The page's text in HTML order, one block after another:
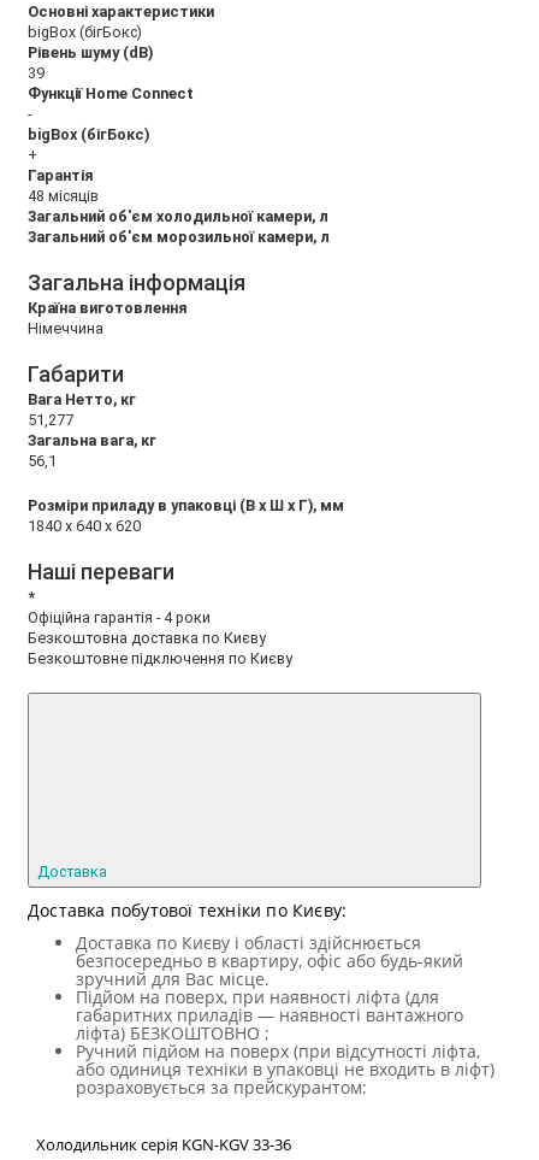
Основні характеристики
bigBox (бігБокс)
Рівень шуму (dB)
39
Функції Home Connect
-
bigBox (бігБокс)
+
Гарантія
48 місяців
Загальний об'єм холодильної камери, л
Загальний об'єм морозильної камери, л
Загальна інформація
Країна виготовлення
Німеччина
Габарити
Вага Нетто, кг
51,277
Загальна вага, кг
56,1
Розміри приладу в упаковці (В х Ш х Г), мм
1840 x 640 x 620
Наші переваги
*
Офіційна гарантія - 4 роки
Безкоштовна доставка по Києву
Безкоштовне підключення по Києву
Доставка
Доставка побутової техніки по Києву:
Доставка по Києву і області здійснюється
безпосередньо в квартиру, офіс або будь-який
зручний для Вас місце.
Підйом на поверх, при наявності ліфта (для
габаритних приладів — наявності вантажного
ліфта) БЕЗКОШТОВНО ;
Ручний підйом на поверх (при відсутності ліфта,
або одиниця техніки в упаковці не входить в ліфт)
розраховується за прейскурантом:
Холодильниксерія KGN-KGV33-36